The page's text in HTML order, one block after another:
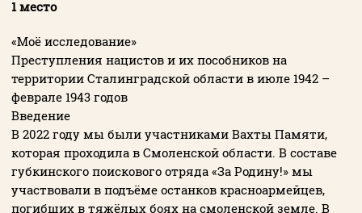
Логин (электронная почта)
Пароль
Заполняя данную форму вы соглашаетесь с
политикой конфиденциальности
сайта
1 место
«Моё исследование»
Преступления нацистов и их пособников на
территории Сталинградской области в июле 1942 –
феврале 1943 годов
Введение
В 2022 году мы были участниками Вахты Памяти,
которая проходила в Смоленской области. В составе
губкинского поискового отряда «За Родину!» мы
участвовали в подъёме останков красноармейцев,
погибших в тяжёлых боях на смоленской земле. В